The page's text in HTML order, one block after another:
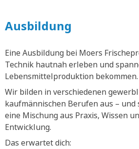
Ausbildung
Eine Ausbildung bei Moers
Technik hautnah erleben und
Lebensmittelproduktion bekommen.
Wir bilden in verschiedenen
kaufmännischen Berufen aus – und
eine Mischung aus Praxis, Wissen
Entwicklung.
Das erwartet dich: